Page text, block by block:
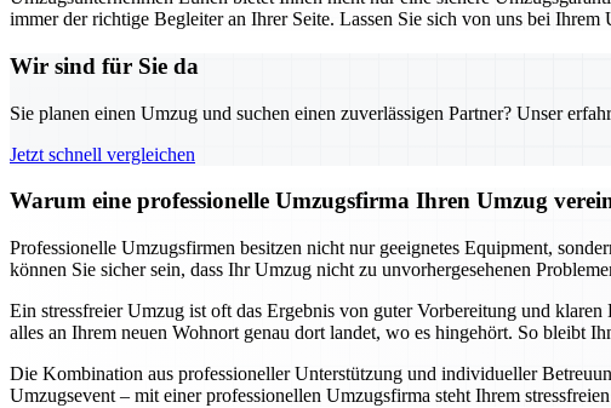
immer der richtige Begleiter an Ihrer Seite. Lassen Sie sich von uns bei
Wir sind für Sie da
Sie planen einen Umzug und suchen einen zuverlässigen Partner? Unser
Jetzt schnell vergleichen
Warum eine professionelle Umzugsfirma Ihren Umzug
Professionelle Umzugsfirmen besitzen nicht nur geeignetes Equipment,
können Sie sicher sein, dass Ihr Umzug nicht zu unvorhergesehenen
Ein stressfreier Umzug ist oft das Ergebnis von guter Vorbereitung und
alles an Ihrem neuen Wohnort genau dort landet, wo es hingehört. So bleibt
Die Kombination aus professioneller Unterstützung und individueller
Umzugsevent – mit einer professionellen Umzugsfirma steht Ihrem